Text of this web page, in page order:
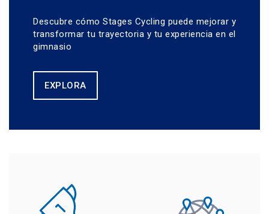
Descubre cómo Stages Cycling puede mejorar y
transformar tu trayectoria y tu experiencia en el
gimnasio
EXPLORA